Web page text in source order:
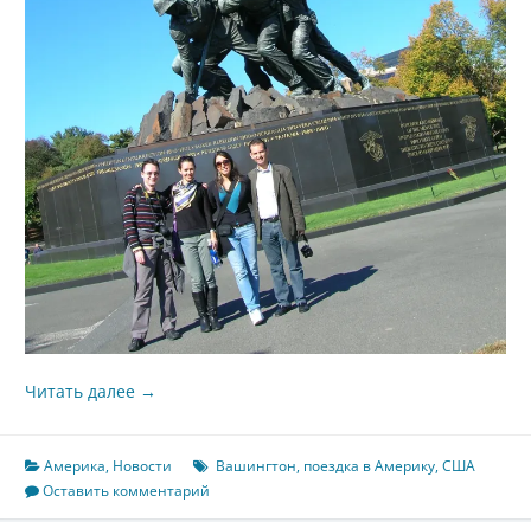
Читать далее →
Америка, Новости Вашингтон, поездка в Америку,США
Оставить комментарий